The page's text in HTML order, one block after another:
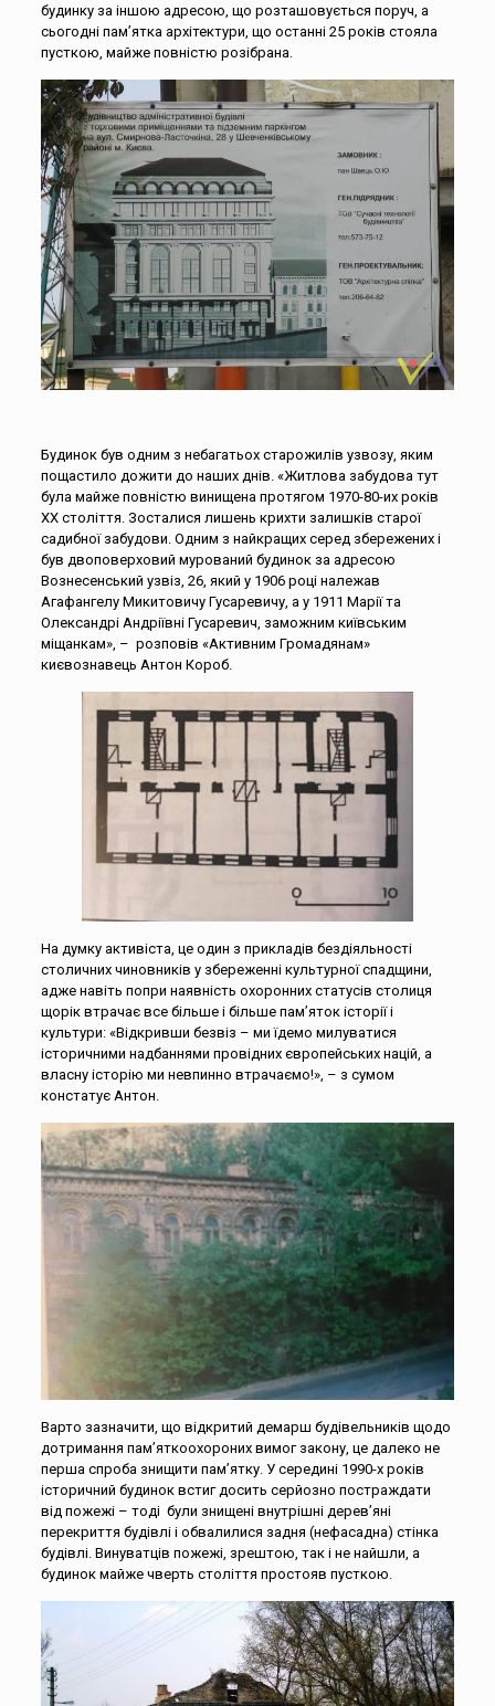
будинку за іншою адресою, що розташовується поруч, а
сьогодні пам’ятка архітектури, що останні 25 років стояла
пусткою, майже повністю розібрана.
Будинок був одним з небагатьох старожилів узвозу, яким
пощастило дожити до наших днів. «Житлова забудова тут
була майже повністю винищена протягом 1970-80-их років
ХХ століття. Зосталися лишень крихти залишків старої
садибної забудови. Одним з найкращих серед збережених і
був двоповерховий мурований будинок за адресою
Вознесенський узвіз, 26, який у 1906 році належав
Агафангелу Микитовичу Гусаревичу, а у 1911 Марії та
Олександрі Андріївні Гусаревич, заможним київським
міщанкам», – розповів «Активним Громадянам»
києвознавець Антон Короб.
На думку активіста, це один з прикладів бездіяльності
столичних чиновників у збереженні культурної спадщини,
адже навіть попри наявність охоронних статусів столиця
щорік втрачає все більше і більше пам’яток історії і
культури: «Відкривши безвіз – ми їдемо милуватися
історичними надбаннями провідних європейських націй, а
власну історію ми невпинно втрачаємо!», – з сумом
констатує Антон.
Варто зазначити, що відкритий демарш будівельників щодо
дотримання пам’яткоохороних вимог закону, це далеко не
перша спроба знищити пам’ятку. У середині 1990-х років
історичний будинок встиг досить серйозно постраждати
від пожежі – тоді були знищені внутрішні дерев’яні
перекриття будівлі і обвалилися задня (нефасадна) стінка
будівлі. Винуватців пожежі, зрештою, так і не найшли, а
будинок майже чверть століття простояв пусткою.